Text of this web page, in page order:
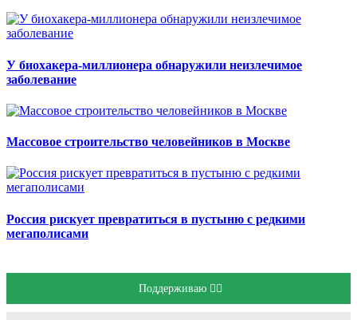
У биохакера-миллионера обнаружили неизлечимое
заболевание
Массовое строительство человейников в Москве
Россия рискует превратиться в пустыню с редкими
мегаполисами
Поддерживаю 👍🏻